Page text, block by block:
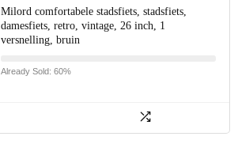
Milord comfortabele stadsfiets, stadsfiets,
damesfiets, retro, vintage, 26 inch, 1
versnelling, bruin
Already Sold: 60%